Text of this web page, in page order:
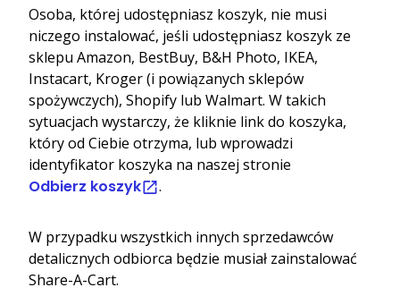
Osoba, której udostępniasz koszyk, nie musi
niczego instalować, jeśli udostępniasz koszyk ze
sklepu Amazon, BestBuy, B&H Photo, IKEA,
Instacart, Kroger (i powiązanych sklepów
spożywczych), Shopify lub Walmart. W takich
sytuacjach wystarczy, że kliknie link do koszyka,
który od Ciebie otrzyma, lub wprowadzi
identyfikator koszyka na naszej stronie
Odbierz koszyk .
W przypadku wszystkich innych sprzedawców
detalicznych odbiorca będzie musiał zainstalować
Share-A-Cart.